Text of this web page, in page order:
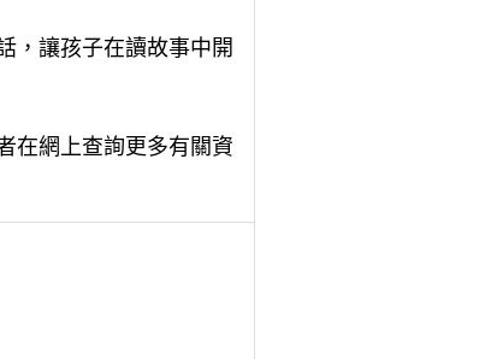
，讓孩子在讀故事中開
在網上查詢更多有關資